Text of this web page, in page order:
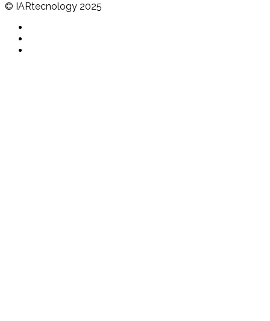
© IARtecnology 2025